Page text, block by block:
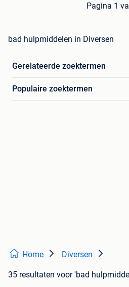
Pagina 1
bad hulpmiddelen in Diversen
Gerelateerde zoektermen
Populaire zoektermen
Home Diversen
35 resultaten voor 'bad